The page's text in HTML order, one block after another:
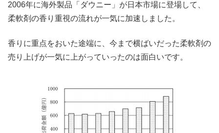
2006年に海外製品「ダウニー」が日本市場に登場して、
柔軟剤の香り重視の流れが一気に加速しました。
香りに重点をおいた途端に、今まで横ばいだった柔軟剤の
売り上げが一気に上がっていったのは面白いです。